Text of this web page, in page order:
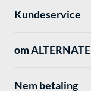
Kundeservice
om ALTERNATE
Nem betaling